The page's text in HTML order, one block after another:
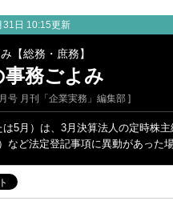
31日 10:15更新
【総務・庶務】
事務ごよみ
号 月刊「企業実務」編集部 ]
は5月）は、3月決算法人の定時株
など法定登記事項に異動があった